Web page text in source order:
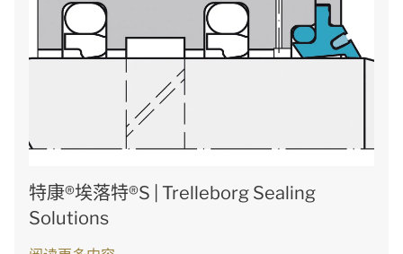
特康®埃落特®S | Trelleborg Sealing
Solutions